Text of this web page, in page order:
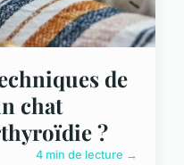
de
chat
?
4 min de lecture →